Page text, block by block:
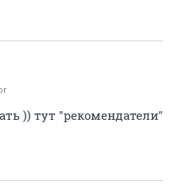
)) тут "рекомендатели"